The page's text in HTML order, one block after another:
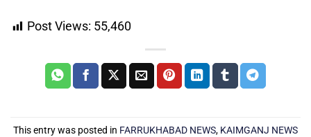
Post Views: 55,460
This entry was posted in FARRUKHABAD NEWS, KAIMGANJ NEWS